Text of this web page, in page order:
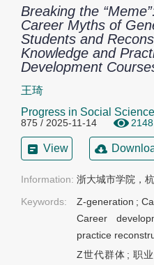
Breaking the
Career Myths of
Students and
Knowledge and
Development
王琦
Progress in Social
875 / 2025-11-14
2148
View
Information: 浙大城市学院，
Keywords:
Z-generation ;
Career
practice
Z世代群体 ;职